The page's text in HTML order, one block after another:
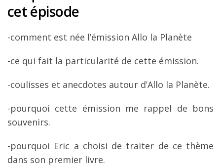
cet épisode
-comment est née l’émission Allo la Planète
-ce qui fait la particularité de cette émission.
-coulisses et anecdotes autour d’Allo la Planète.
-pourquoi cette émission me rappel de bons
souvenirs.
-pourquoi Eric a choisi de traiter de ce thème
dans son premier livre.